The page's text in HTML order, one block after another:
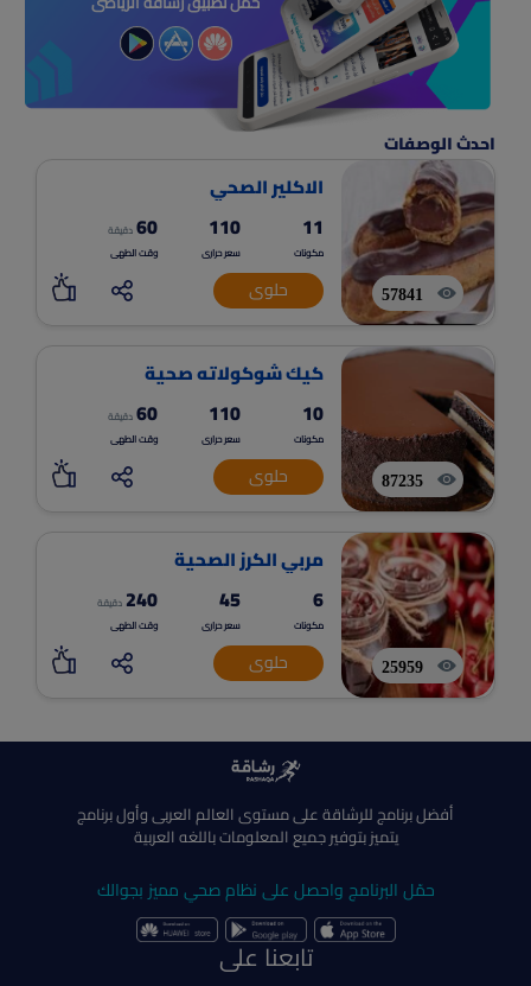
احدث الوصفات
57841
الاكلير الصحي
11
مكونات
110
سعر حرارى
60 دقيقة
وقت الطهى
حلوى
87235
كيك شوكولاته صحية
10
مكونات
110
سعر حرارى
60 دقيقة
وقت الطهى
حلوى
25959
مربي الكرز الصحية
6
مكونات
45
سعر حرارى
240 دقيقة
وقت الطهى
حلوى
أفضل برنامج للرشاقة على مستوى العالم العربى وأول برنامج
يتميز بتوفير جميع المعلومات باللغه العربية
حمّل البرنامج واحصل على نظام صحي مميز بجوالك
تابعنا على